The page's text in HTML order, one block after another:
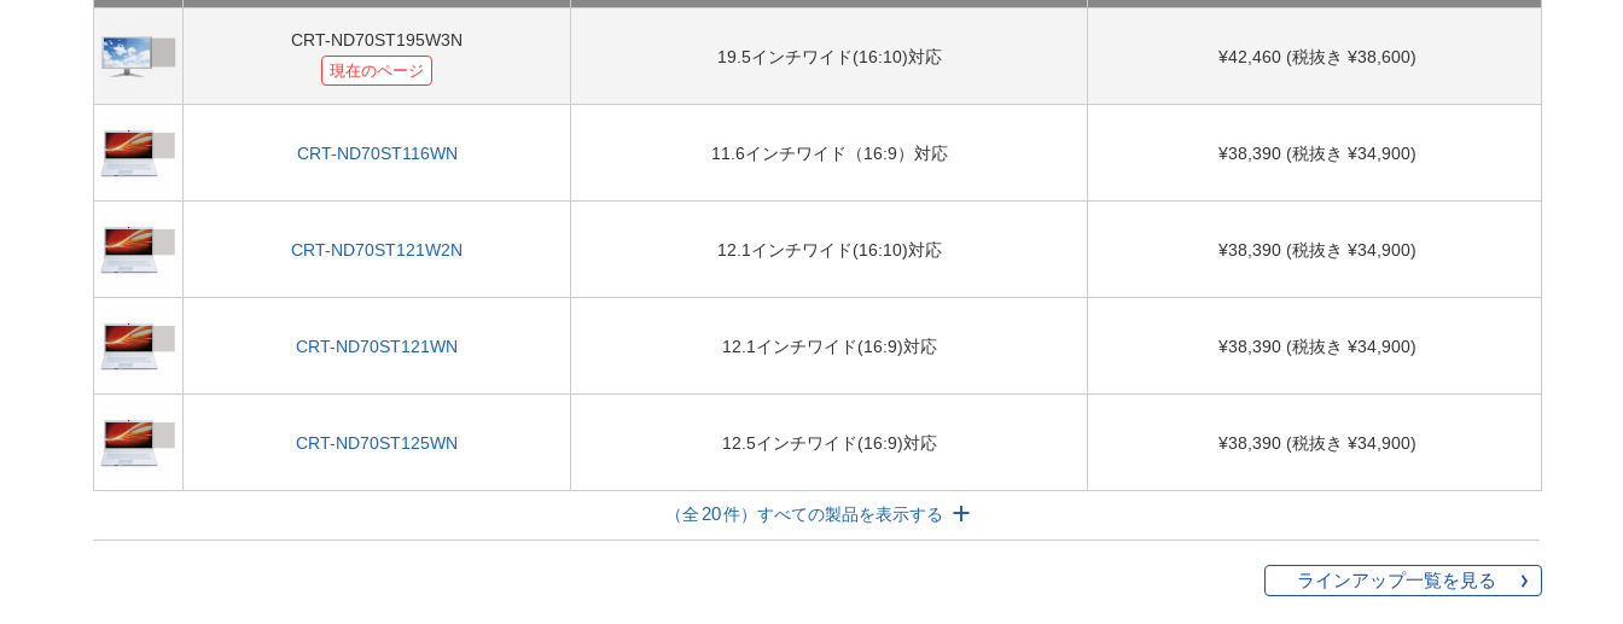
CRT-ND70ST195W3N
現在のページ
19.5インチワイド(16:10)対応 ¥42,460 (税抜き ¥38,600)
CRT-ND70ST116WN 11.6インチワイド（16:9）対応 ¥38,390 (税抜き ¥34,900)
CRT-ND70ST121W2N 12.1インチワイド(16:10)対応 ¥38,390 (税抜き ¥34,900)
CRT-ND70ST121WN 12.1インチワイド(16:9)対応 ¥38,390 (税抜き ¥34,900)
CRT-ND70ST125WN 12.5インチワイド(16:9)対応 ¥38,390 (税抜き ¥34,900)
（全 20件）すべての製品を表示する
ラインアップ一覧を見る